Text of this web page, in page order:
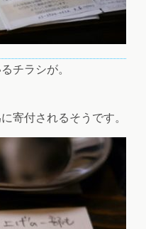
チラシが。
寄付されるそうです。